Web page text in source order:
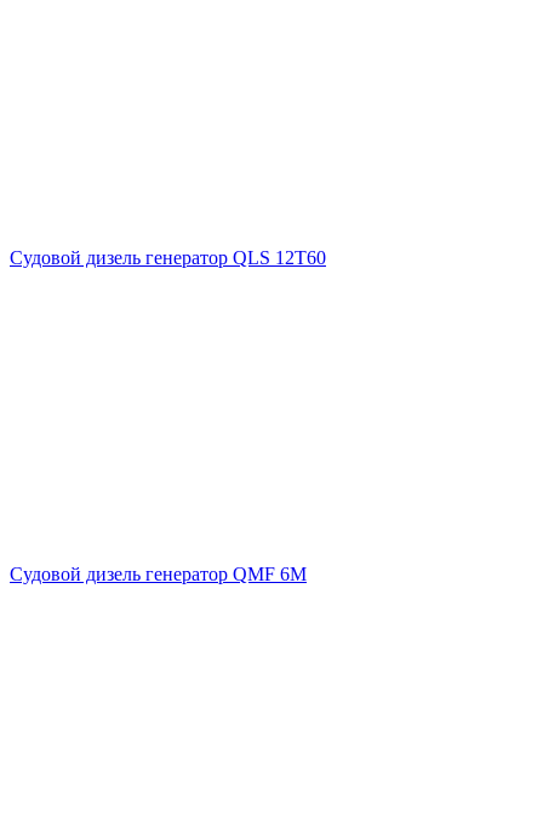
Судовой дизель генератор QLS 12T60
Судовой дизель генератор QMF 6M